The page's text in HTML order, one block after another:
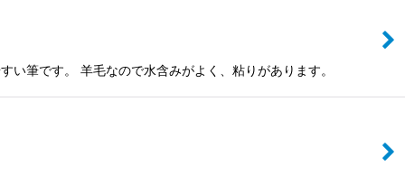
筆です。 羊毛なので水含みがよく、粘りがあります。